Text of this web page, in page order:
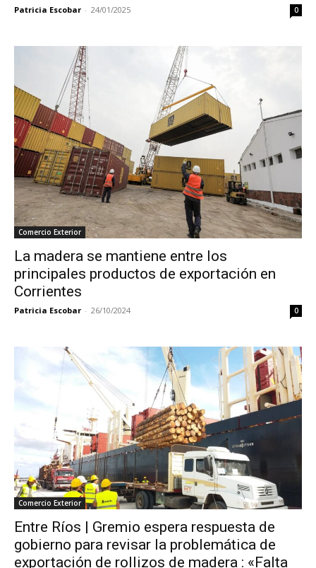
Patricia Escobar - 24/01/2025 0
Comercio Exterior
La madera se mantiene entre los
principales productos de exportación en
Corrientes
Patricia Escobar - 26/10/2024 0
Comercio Exterior
Entre Ríos | Gremio espera respuesta de
gobierno para revisar la problemática de
exportación de rollizos de madera : «Falta